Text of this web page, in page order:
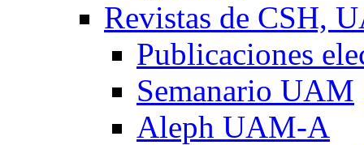
Revistas de CSH,
Publicaciones
Semanario UAM
Aleph UAM-A